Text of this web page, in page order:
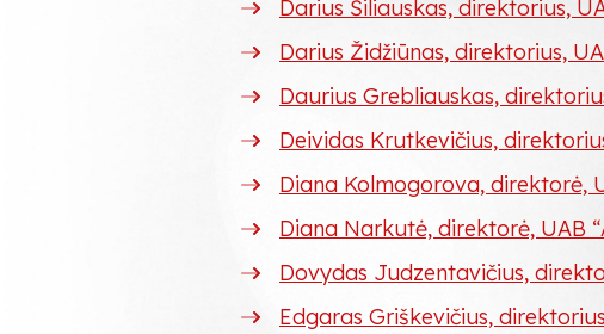
Darius Šiliauskas, direktorius,
Darius Židžiūnas, direktorius,
Daurius Grebliauskas,
Deividas Krutkevičius,
Diana Kolmogorova, direktorė,
Diana Narkutė, direktorė, UAB
Dovydas Judzentavičius,
Edgaras Griškevičius,